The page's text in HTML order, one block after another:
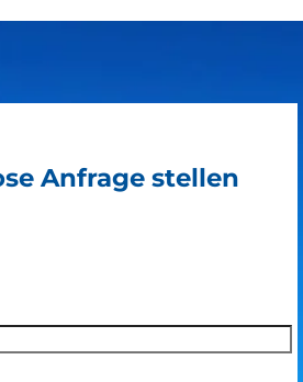
Anfrage stellen